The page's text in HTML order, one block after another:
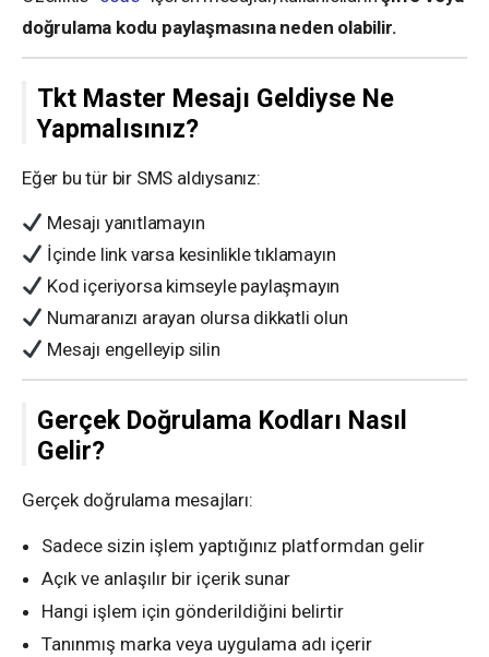
doğrulama kodu paylaşmasına neden olabilir.
Tkt Master Mesajı Geldiyse Ne
Yapmalısınız?
Eğer bu tür bir SMS aldıysanız:
Mesajı yanıtlamayın
İçinde link varsa kesinlikle tıklamayın
Kod içeriyorsa kimseyle paylaşmayın
Numaranızı arayan olursa dikkatli olun
Mesajı engelleyip silin
Gerçek Doğrulama Kodları Nasıl
Gelir?
Gerçek doğrulama mesajları:
Sadece sizin işlem yaptığınız platformdan gelir
Açık ve anlaşılır bir içerik sunar
Hangi işlem için gönderildiğini belirtir
Tanınmış marka veya uygulama adı içerir